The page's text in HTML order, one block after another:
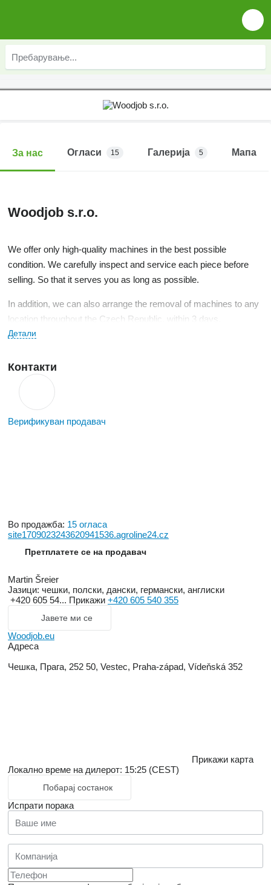
За нас Огласи 15 Галерија 5 Мапа
Woodjob s.r.o.
We offer only high-quality machines in the best possible
condition. We carefully inspect and service each piece before
selling. So that it serves you as long as possible.
In addition, we can also arrange the removal of machines to any
location throughout the Czech Republic, within 3 days.
machines.
If you have any questions, do not hesitate to contact us by phone
or email.
Детали
Контакти
Верификуван продавач
Во продажба: 15 огласа
site1709023243620941536.agroline24.cz
Претплатете се на продавач
Martin Šreier
Јазици: чешки, полски, дански, германски, англиски
+420 605 54... Прикажи +420 605 540 355
Јавете ми се
Woodjob.eu
Адреса
Чешка, Прага, 252 50, Vestec, Praha-západ, Vídeňská 352
Прикажи карта
Локално време на дилерот: 15:25 (CEST)
Побарај состанок
Испрати порака